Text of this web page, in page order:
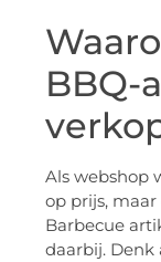
BBQ-
Als webshop
op prijs,
Barbecue
daarbij. Denk